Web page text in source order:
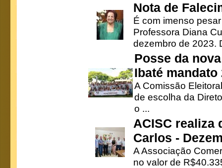
Nota de
É com imenso
Professora Diana
dezembro de 2023.
Posse da
Ibaté mandato
A Comissão
de escolha da
o ...
ACISC realiza
Carlos -
A Associação
no valor de